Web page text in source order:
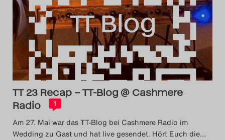
TT 23 Recap – TT-Blog @ Cashmere
Radio
1
Am 27. Mai war das TT-Blog bei Cashmere Radio im
Wedding zu Gast und hat live gesendet. Hört Euch die…